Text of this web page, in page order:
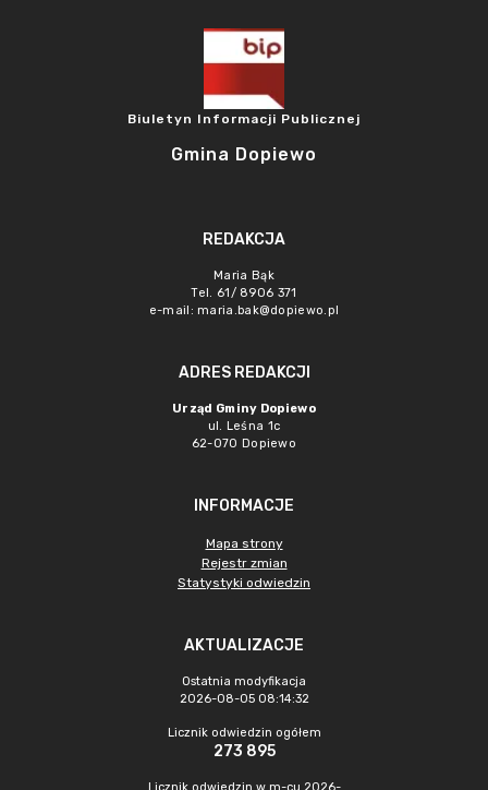
Biuletyn Informacji Publicznej
Gmina Dopiewo
REDAKCJA
Maria Bąk
Tel. 61/ 8906 371
e-mail: maria.bak@dopiewo.pl
ADRES REDAKCJI
Urząd Gminy Dopiewo
ul. Leśna 1c
62-070 Dopiewo
INFORMACJE
Mapa strony
Rejestr zmian
Statystyki odwiedzin
AKTUALIZACJE
Ostatnia modyfikacja
2026-08-05 08:14:32
Licznik odwiedzin ogółem
273 895